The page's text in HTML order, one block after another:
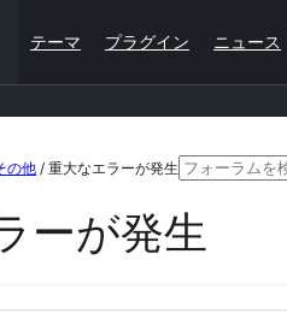
テーマ プラグイン ニュース
の他 / 重大なエラーが発生検
対
ーが発生